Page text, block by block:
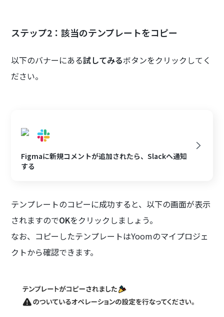
ステップ2：該当のテンプレートをコピー
以下のバナーにある試してみるボタンをクリックしてく
ださい。
Figmaに新規コメントが追加されたら、Slackへ通知
する
テンプレートのコピーに成功すると、以下の画面が表示
されますのでOKをクリックしましょう。
なお、コピーしたテンプレートはYoomのマイプロジェ
クトから確認できます。